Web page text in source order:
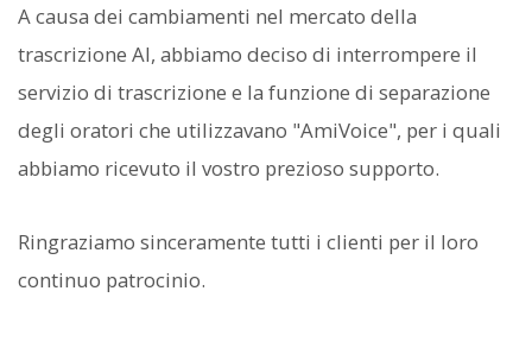
A causa dei cambiamenti nel mercato della
trascrizione AI, abbiamo deciso di interrompere il
servizio di trascrizione e la funzione di separazione
degli oratori che utilizzavano "AmiVoice", per i quali
abbiamo ricevuto il vostro prezioso supporto.
Ringraziamo sinceramente tutti i clienti per il loro
continuo patrocinio.